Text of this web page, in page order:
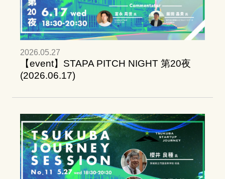
2026.05.27
【event】STAPA PITCH NIGHT 第20夜
(2026.06.17)